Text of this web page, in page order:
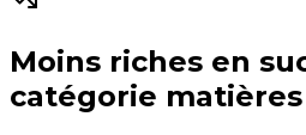
Moins riches en
catégorie